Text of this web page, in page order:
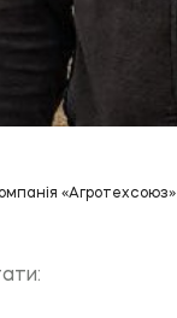
«Агротехсоюз»